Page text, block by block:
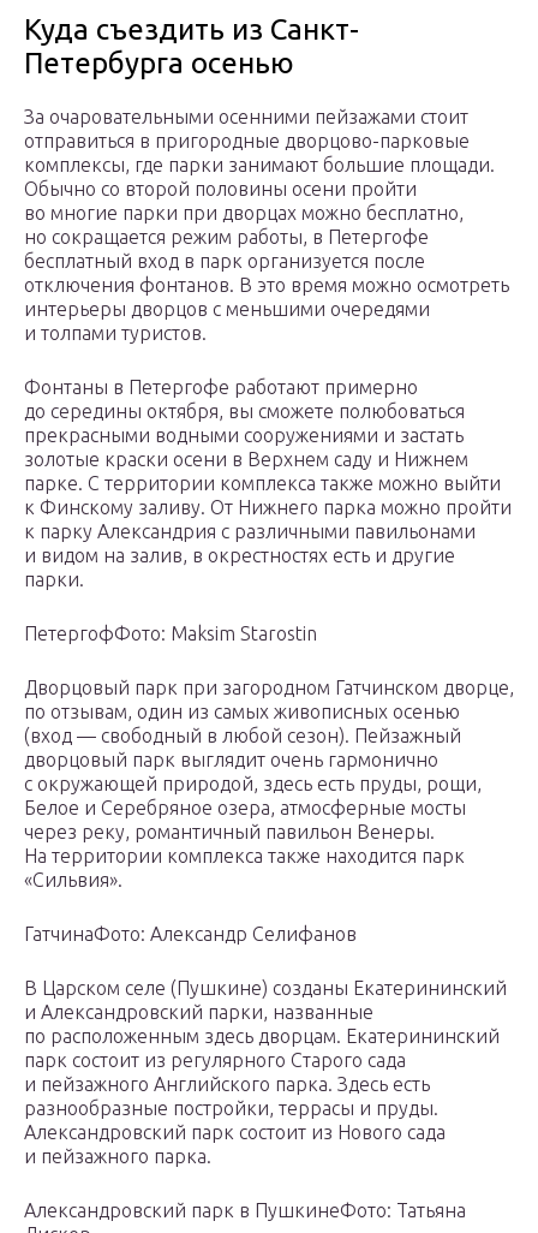
Куда съездить из Санкт-
Петербурга осенью
За очаровательными осенними пейзажами стоит
отправиться в пригородные дворцово-парковые
комплексы, где парки занимают большие площади.
Обычно со второй половины осени пройти
во многие парки при дворцах можно бесплатно,
но сокращается режим работы, в Петергофе
бесплатный вход в парк организуется после
отключения фонтанов. В это время можно осмотреть
интерьеры дворцов с меньшими очередями
и толпами туристов.
Фонтаны в Петергофе работают примерно
до середины октября, вы сможете полюбоваться
прекрасными водными сооружениями и застать
золотые краски осени в Верхнем саду и Нижнем
парке. С территории комплекса также можно выйти
к Финскому заливу. От Нижнего парка можно пройти
к парку Александрия с различными павильонами
и видом на залив, в окрестностях есть и другие
парки.
ПетергофФото: Maksim Starostin
Дворцовый парк при загородном Гатчинском дворце,
по отзывам, один из самых живописных осенью
(вход — свободный в любой сезон). Пейзажный
дворцовый парк выглядит очень гармонично
с окружающей природой, здесь есть пруды, рощи,
Белое и Серебряное озера, атмосферные мосты
через реку, романтичный павильон Венеры.
На территории комплекса также находится парк
«Сильвия».
ГатчинаФото: Александр Селифанов
В Царском селе (Пушкине) созданы Екатерининский
и Александровский парки, названные
по расположенным здесь дворцам. Екатерининский
парк состоит из регулярного Старого сада
и пейзажного Английского парка. Здесь есть
разнообразные постройки, террасы и пруды.
Александровский парк состоит из Нового сада
и пейзажного парка.
Александровский парк в ПушкинеФото: Татьяна